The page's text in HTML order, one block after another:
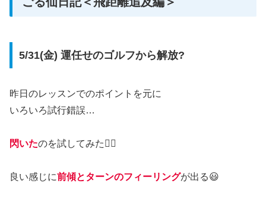
5/31(金) 運任せのゴルフから解放?
昨日のレッスンでのポイントを元に
いろいろ試行錯誤…
閃いたのを試してみた🏌️‍♂️
良い感じに前傾とターンのフィーリングが出る😃